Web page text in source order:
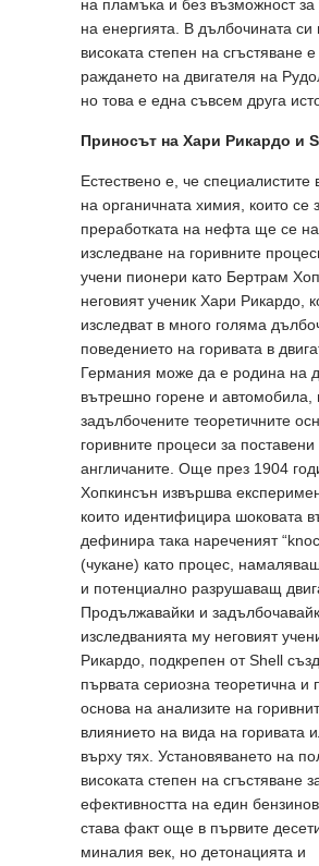
на пламъка и без възможност за
на енергията. В дълбочината си
високата степен на сгъстяване
раждането на двигателя на
но това е една съвсем друга
Приносът на Хари Рикардо и
Естествено е, че специалистите
на органичната химия, които се
преработката на нефта ще се
изследване на горивните
учени пионери като Бертрам
неговият ученик Хари Рикардо,
изследват в много голяма
поведението на горивата в
Германия може да е родина на
вътрешно горене и автомобила,
задълбочените теоретичните
горивните процеси за
англичаните. Още през 1904
Хопкинсън извършва
които идентифицира шоковата
дефинира така нареченият
(чукане) като процес,
и потенциално разрушаващ
Продължавайки и
изследванията му неговият
Рикардо, подкрепен от Shell
първата сериозна теоретична и
основа на анализите на
влиянието на вида на горивата
върху тях. Установяването на
високата степен на сгъстяване
ефективността на един
става факт още в първите
миналия век, но детонацията и